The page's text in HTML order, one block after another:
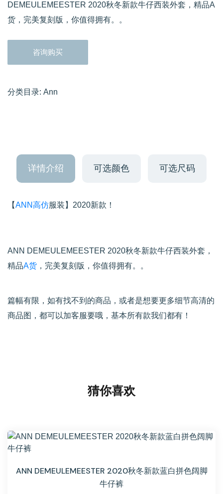
DEMEULEMEESTER 2020秋冬新款牛仔西装外套，精品A
货，完美复刻版，你值得拥有。。
咨询购买
分类目录: Ann
详情介绍 可选颜色 可选尺码
【ANN高仿服装】2020新款！
ANN DEMEULEMEESTER 2020秋冬新款牛仔西装外套，
精品A货 ，完美复刻版，你值得拥有。。
篇幅有限，如有找不到的商品，或者是想要更多细节高清的
商品图，都可以加客服要哦，基本所有款我们都有！
猜你喜欢
ANN DEMEULEMEESTER 2020秋冬新款蓝白拼色阔脚
牛仔裤